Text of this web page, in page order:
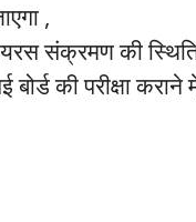
,
संक्रमण की
की परीक्षा